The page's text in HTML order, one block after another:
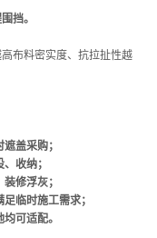
挡。
布料密实度、抗拉扯性越
盖采购；
收纳；
修浮灰；
临时施工需求；
可适配。